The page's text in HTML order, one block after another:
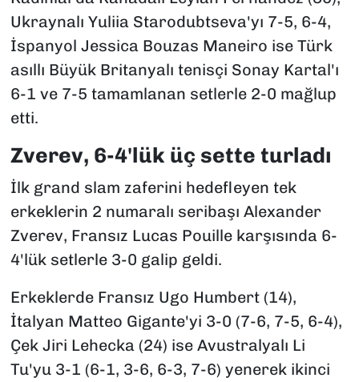
Ukraynalı Yuliia Starodubtseva'yı 7-5, 6-4,
İspanyol Jessica Bouzas Maneiro ise Türk
asıllı Büyük Britanyalı tenisçi Sonay Kartal'ı
6-1 ve 7-5 tamamlanan setlerle 2-0 mağlup
etti.
Zverev, 6-4'lük üç sette turladı
İlk grand slam zaferini hedefleyen tek
erkeklerin 2 numaralı seribaşı Alexander
Zverev, Fransız Lucas Pouille karşısında 6-
4'lük setlerle 3-0 galip geldi.
Erkeklerde Fransız Ugo Humbert (14),
İtalyan Matteo Gigante'yi 3-0 (7-6, 7-5, 6-4),
Çek Jiri Lehecka (24) ise Avustralyalı Li
Tu'yu 3-1 (6-1, 3-6, 6-3, 7-6) yenerek ikinci